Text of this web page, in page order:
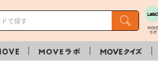
MOVE
ラボ